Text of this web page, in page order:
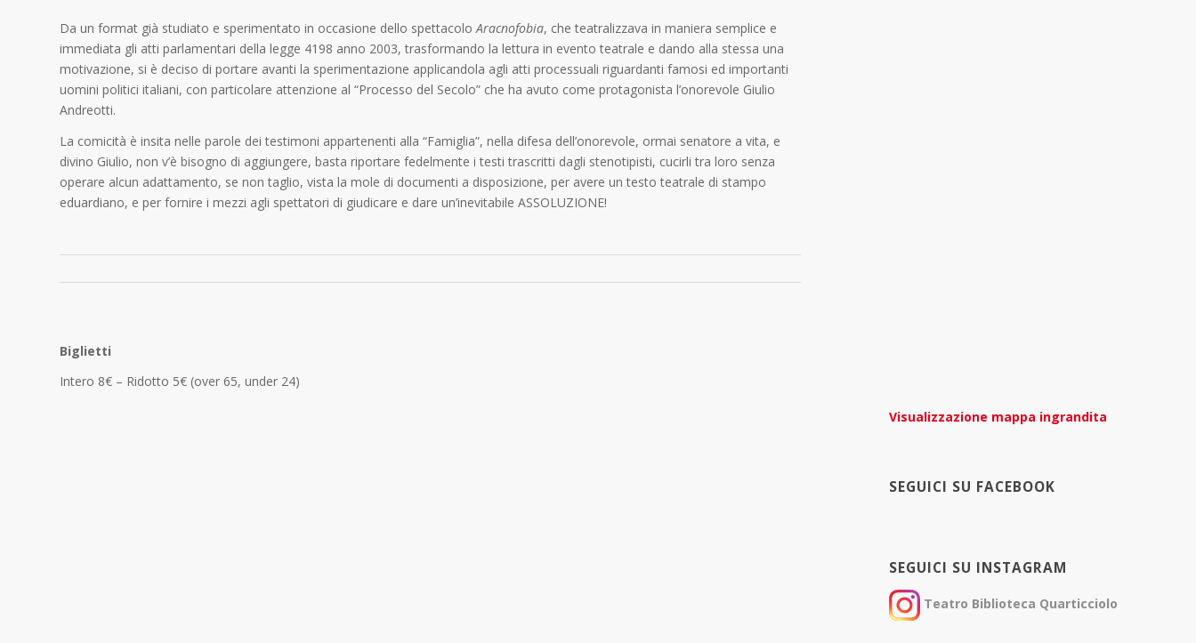
Da un format già studiato e sperimentato in occasione dello spettacoloAracnofobia, che teatralizzava in maniera semplice e
immediata gli atti parlamentari della legge 4198 anno 2003, trasformando la lettura in evento teatrale e dando alla stessa una
motivazione, si è deciso di portare avanti la sperimentazione applicandola agli atti processuali riguardanti famosi ed importanti
uomini politici italiani, con particolare attenzione al “Processo del Secolo” che ha avuto come protagonista l’onorevole Giulio
Andreotti.
La comicità è insita nelle parole dei testimoni appartenenti alla “Famiglia”, nella difesa dell’onorevole, ormai senatore a vita, e
divino Giulio, non v’è bisogno di aggiungere, basta riportare fedelmente i testi trascritti dagli stenotipisti, cucirli tra loro senza
operare alcun adattamento, se non taglio, vista la mole di documenti a disposizione, per avere un testo teatrale di stampo
eduardiano, e per fornire i mezzi agli spettatori di giudicare e dare un’inevitabile ASSOLUZIONE!
Biglietti
Intero 8€ – Ridotto 5€ (over 65, under 24)
Visualizzazione mappa ingrandita
SEGUICI SU FACEBOOK
SEGUICI SU INSTAGRAM
Teatro Biblioteca Quarticciolo